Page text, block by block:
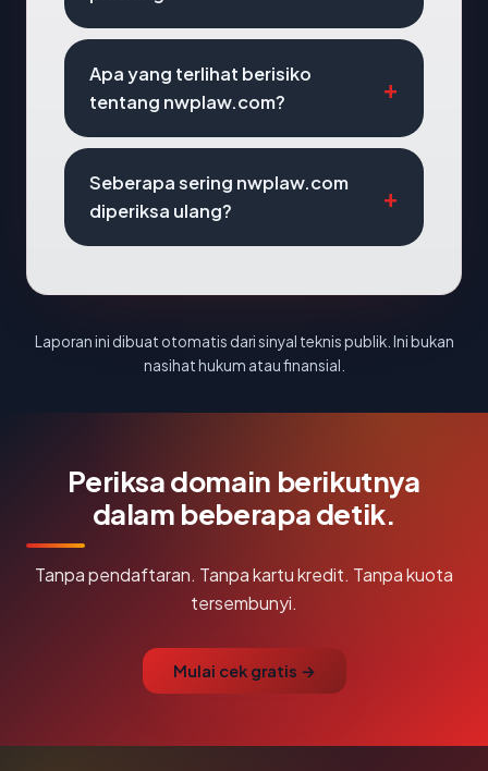
Apa yang terlihat berisiko
tentang nwplaw.com?
Seberapa sering nwplaw.com
diperiksa ulang?
Laporan ini dibuat otomatis dari sinyal teknis publik. Ini bukan
nasihat hukum atau finansial.
Periksa domain berikutnya
dalam beberapa detik.
Tanpa pendaftaran. Tanpa kartu kredit. Tanpa kuota
tersembunyi.
Mulai cek gratis →